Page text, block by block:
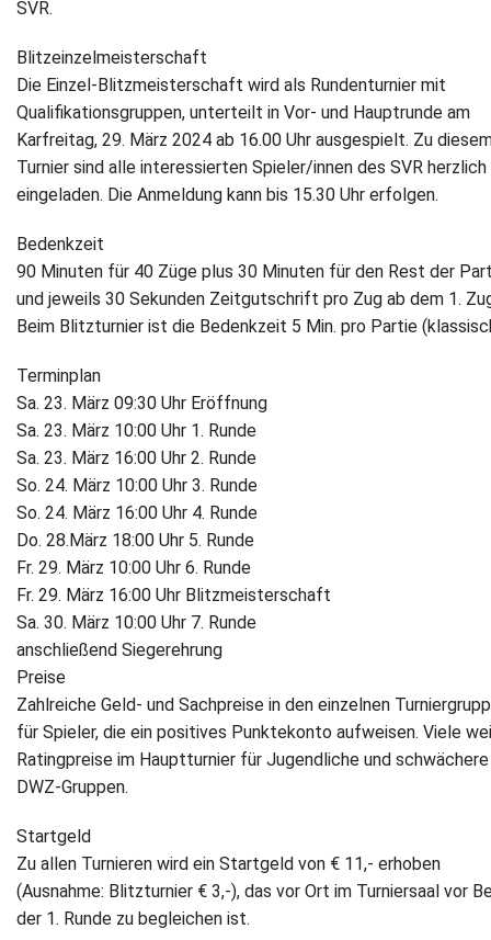
SVR.
Blitzeinzelmeisterschaft
Die Einzel-Blitzmeisterschaft wird als Rundenturnier mit
Qualifikationsgruppen, unterteilt in Vor- und Hauptrunde am
Karfreitag, 29. März 2024 ab 16.00 Uhr ausgespielt. Zu
Turnier sind alle interessierten Spieler/innen des SVR herzlich
eingeladen. Die Anmeldung kann bis 15.30 Uhr erfolgen.
Bedenkzeit
90 Minuten für 40 Züge plus 30 Minuten für den Rest der
und jeweils 30 Sekunden Zeitgutschrift pro Zug ab dem 1.
Beim Blitzturnier ist die Bedenkzeit 5 Min. pro Partie
Terminplan
Sa. 23. März 09:30 Uhr Eröffnung
Sa. 23. März 10:00 Uhr 1. Runde
Sa. 23. März 16:00 Uhr 2. Runde
So. 24. März 10:00 Uhr 3. Runde
So. 24. März 16:00 Uhr 4. Runde
Do. 28.März 18:00 Uhr 5. Runde
Fr. 29. März 10:00 Uhr 6. Runde
Fr. 29. März 16:00 Uhr Blitzmeisterschaft
Sa. 30. März 10:00 Uhr 7. Runde
anschließend Siegerehrung
Preise
Zahlreiche Geld- und Sachpreise in den einzelnen
für Spieler, die ein positives Punktekonto aufweisen. Viele
Ratingpreise im Hauptturnier für Jugendliche und schwächere
DWZ-Gruppen.
Startgeld
Zu allen Turnieren wird ein Startgeld von € 11,- erhoben
(Ausnahme: Blitzturnier € 3,-), das vor Ort im Turniersaal vor
der 1. Runde zu begleichen ist.